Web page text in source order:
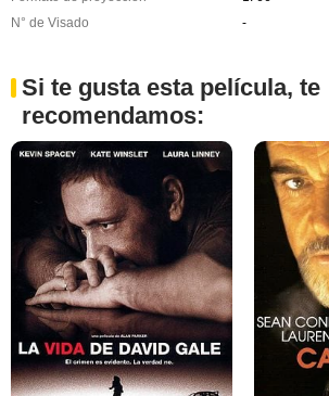
N° de Visado
-
Si te gusta esta película, te
recomendamos: